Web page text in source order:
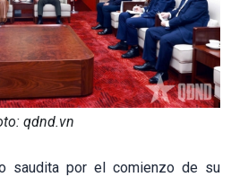
qdnd.vn
saudita por el comienzo de su